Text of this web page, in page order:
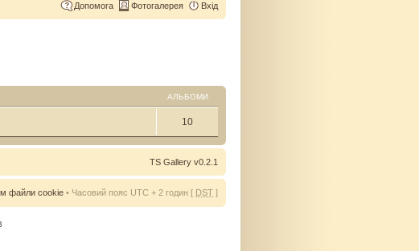
Допомога Фотогалерея Вхід
АЛЬБОМИ
10
TS Gallery v0.2.1
файли cookie • Часовий пояс UTC + 2 годин [ DST ]